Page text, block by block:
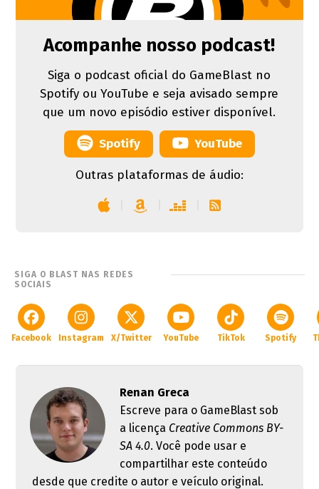
Acompanhe nosso podcast!
Siga o podcast oficial do GameBlast no
Spotify ou YouTube e seja avisado sempre
que um novo episódio estiver disponível.
Spotify YouTube
Outras plataformas de áudio:
SIGA O BLAST NAS REDES
SOCIAIS
Facebook Instagram X/Twitter YouTube TikTok Spotify
Renan Greca
Escreve para o GameBlast sob
a licença Creative Commons BY-
SA 4.0. Você pode usar e
compartilhar este conteúdo
desde que credite o autor e veículo original.